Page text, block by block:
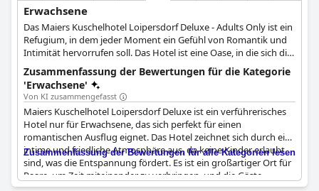
Erwachsene
Das Maiers Kuschelhotel Loipersdorf Deluxe - Adults Only ist ein
Refugium, in dem jeder Moment ein Gefühl von Romantik und
Intimität hervorrufen soll. Das Hotel ist eine Oase, in die sich die
Gäste im Jungle Spa zurückziehen können, um sich verwöhnen
zu lassen. Lassen Sie sich von den sanften Himalaya-Salzwolken
der Dampfgrotte einhüllen oder lassen Sie die audiovisuellen
Effekte in der geräumigen Erlebnissauna Ihre Sinne beleben.
Nach diesen Erlebnissen können sich die Gäste in der Ruhezone
der Paare entspannen. Angrenzend an diesen ruhigen Bereich
liegt der wunderschöne Kuschelgarten, der einen spektakulären
Blick auf die sanften Hügel der Thermenregion bietet.
Maiers Kuschelhotel Loipersdorf Deluxe ist eine
Zusammenfassung der Bewertungen für die Kategorie
'Erwachsene'
Von KI zusammengefasst
Maiers Kuschelhotel Loipersdorf Deluxe ist ein verführerisches
Hotel nur für Erwachsene, das sich perfekt für einen
romantischen Ausflug eignet. Das Hotel zeichnet sich durch eine
intime und friedliche Atmosphäre aus, da keine Kinder erlaubt
sind, was die Entspannung fördert. Es ist ein großartiger Ort für
Paare, um Zeit miteinander zu verbringen, und die Gäste
bestätigen, dass es ein idealer Ort für Intimität ist. Das
Zusammenfassung der Bewertungen für alle Kategorien lesen